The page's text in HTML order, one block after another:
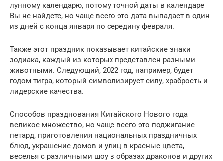
лунному календарю, потому точной даты в календаре
Вы не найдете, но чаще всего это дата выпадает в один
из дней с конца января по середину февраля.
Также этот праздник показывает китайские знаки
зодиака, каждый из которых представлен разными
животными. Следующий, 2022 год, например, будет
годом тигра, который символизирует силу, храбрость и
лидерские качества.
Способов празднования Китайского Нового года
великое множество, но чаще всего это поджигание
петард, приготовления национальных праздничных
блюд, украшение домов и улиц в красные цвета,
веселья с различными шоу в образах драконов и других